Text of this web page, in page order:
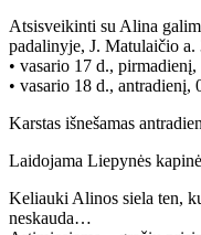
Atsisveikinti su Alina
padalinyje, J. Matulaičio
• vasario 17 d.,
• vasario 18 d., antradienį,
Karstas išnešamas
Laidojama Liepynės
Keliauki Alinos siela ten,
neskauda…